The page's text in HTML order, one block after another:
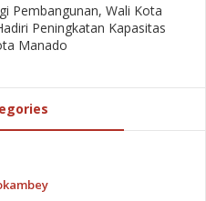
Pembangunan, Wali Kota
Peningkatan Kapasitas
Manado